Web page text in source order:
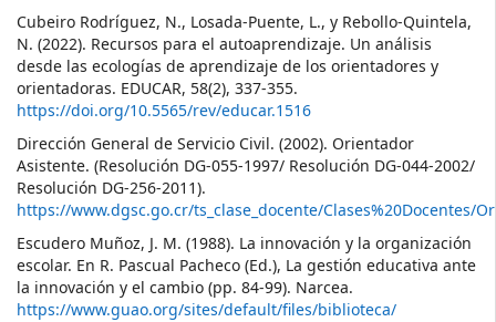
Cubeiro Rodríguez, N., Losada-Puente, L., y Rebollo-Quintela,
N. (2022). Recursos para el autoaprendizaje. Un análisis
desde las ecologías de aprendizaje de los orientadores y
orientadoras. EDUCAR, 58(2), 337-355.
https://doi.org/10.5565/rev/educar.1516
Dirección General de Servicio Civil. (2002). Orientador
Asistente. (Resolución DG-055-1997/ Resolución DG-044-2002/
Resolución DG-256-2011).
https://www.dgsc.go.cr/ts_clase_docente/Clases%20Docentes/
Escudero Muñoz, J. M. (1988). La innovación y la organización
escolar. En R. Pascual Pacheco (Ed.), La gestión educativa ante
la innovación y el cambio (pp. 84-99). Narcea.
https://www.guao.org/sites/default/files/biblioteca/